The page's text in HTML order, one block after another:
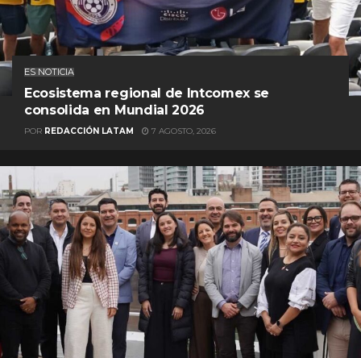
ES NOTICIA
Ecosistema regional de Intcomex se
consolida en Mundial 2026
POR REDACCIÓN LATAM 7 AGOSTO, 2026